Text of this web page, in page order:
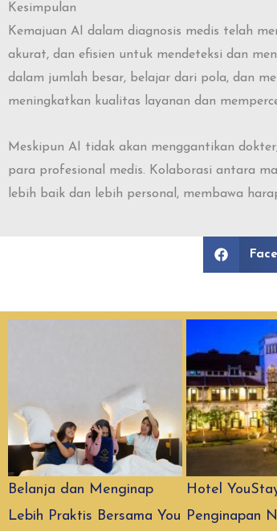
Kesimpulan
Kemajuan AI dalam diagnosis medis telah
akurat, dan efisien untuk mendeteksi dan
dalam jumlah besar, belajar dari pola, dan
meningkatkan kualitas layanan dan
Meskipun AI tidak akan menggantikan
para profesional medis. Kolaborasi antara
lebih baik dan lebih personal, membawa
Belanja dan Menginap
Lebih Praktis Bersama You
Hotel
Penginapan